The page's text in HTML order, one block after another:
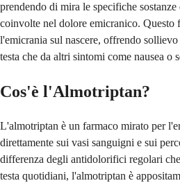
prendendo di mira le specifiche
coinvolte nel dolore emicranico. Questo
l'emicrania sul nascere, offrendo
testa che da altri sintomi come nausea o
Cos'è l'Almotriptan?
L'almotriptan è un farmaco mirato per
direttamente sui vasi sanguigni e sui
differenza degli antidolorifici regolari
testa quotidiani, l'almotriptan è